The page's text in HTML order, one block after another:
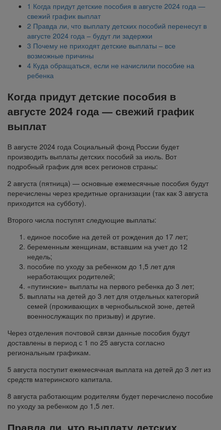
1 Когда придут детские пособия в августе 2024 года —
свежий график выплат
2 Правда ли, что выплату детских пособий перенесут в
августе 2024 года – будут ли задержки
3 Почему не приходят детские выплаты – все
возможные причины
4 Куда обращаться, если не начислили пособие на
ребенка
Когда придут детские пособия в
августе 2024 года — свежий график
выплат
В августе 2024 года Социальный фонд России будет
производить выплаты детских пособий за июль. Вот
подробный график для всех регионов страны:
2 августа (пятница) — основные ежемесячные пособия будут
перечислены через кредитные организации (так как 3 августа
приходится на субботу).
Второго числа поступят следующие выплаты:
единое пособие на детей от рождения до 17 лет;
беременным женщинам, вставшим на учет до 12
недель;
пособие по уходу за ребенком до 1,5 лет для
неработающих родителей;
«путинские» выплаты на первого ребенка до 3 лет;
выплаты на детей до 3 лет для отдельных категорий
семей (проживающих в чернобыльской зоне, детей
военнослужащих по призыву) и другие.
Через отделения почтовой связи данные пособия будут
доставлены в период с 1 по 25 августа согласно
региональным графикам.
5 августа поступит ежемесячная выплата на детей до 3 лет из
средств материнского капитала.
8 августа работающим родителям будет перечислено пособие
по уходу за ребенком до 1,5 лет.
Правда ли, что выплату детских